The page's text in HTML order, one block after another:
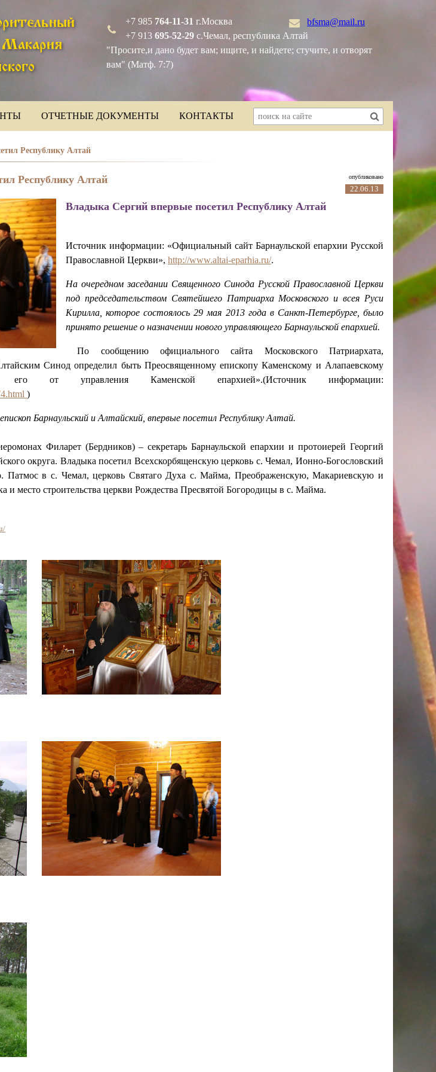
+7 985 764-11-31 г.Москва
+7 913 695-52-29 с.Чемал, республика Алтай
bfsma@mail.ru
"Просите,и дано будет вам; ищите, и найдете; стучите, и отворят
вам" (Матф. 7:7)
ОТЧЕТНЫЕ ДОКУМЕНТЫ КОНТАКТЫ
Республику Алтай
Республику Алтай опубликовано
22.06.13
Владыка Сергий впервые посетил Республику Алтай
Источник информации: «Официальный сайт Барнаульской епархии Русской
Православной Церкви», http://www.altai-eparhia.ru/.
На очередном заседании Священного Синода Русской Православной Церкви
под председательством Святейшего Патриарха Московского и всея Руси
Кирилла, которое состоялось 29 мая 2013 года в Санкт-Петербурге, было
принято решение о назначении нового управляющего Барнаульской епархией.
По сообщению официального сайта Московского Патриархата,
Синод определил быть Преосвященному епископу Каменскому и Алапаевскому
от управления Каменской епархией».(Источник информации:
)
Барнаульский и Алтайский, впервые посетил Республику Алтай.
Филарет (Бердников) – секретарь Барнаульской епархии и протоиерей Георгий
округа. Владыка посетил Всехскорбященскую церковь с. Чемал, Ионно-Богословский
Патмос в с. Чемал, церковь Святаго Духа с. Майма, Преображенскую, Макариевскую и
и место строительства церкви Рождества Пресвятой Богородицы в с. Майма.